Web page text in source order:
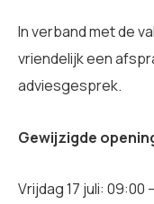
In verband met de
vriendelijk een
adviesgesprek.
Gewijzigde
Vrijdag 17 juli: